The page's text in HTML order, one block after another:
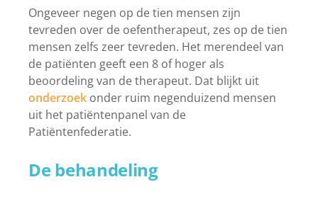
Ongeveer negen op de tien mensen zijn
tevreden over de oefentherapeut, zes op de tien
mensen zelfs zeer tevreden. Het merendeel van
de patiënten geeft een 8 of hoger als
beoordeling van de therapeut. Dat blijkt uit
onderzoek onder ruim negenduizend mensen
uit het patiëntenpanel van de
Patiëntenfederatie.
De behandeling